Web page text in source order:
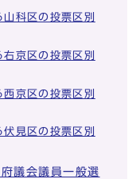
科区の投票区別
京区の投票区別
京区の投票区別
見区の投票区別
議会議員一般選